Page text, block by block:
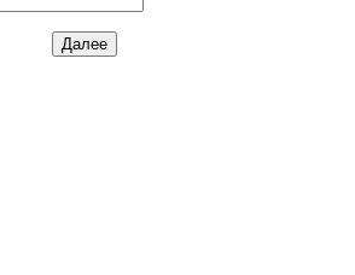
Далее